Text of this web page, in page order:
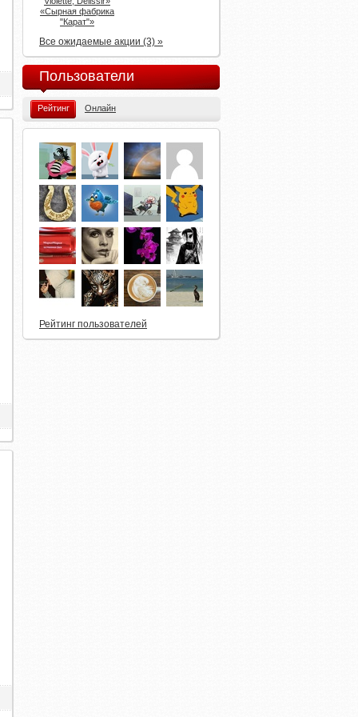
«Сырная фабрика
"Карат"»
Все ожидаемые акции (3) »
Пользователи
Рейтинг Онлайн
Рейтинг пользователей